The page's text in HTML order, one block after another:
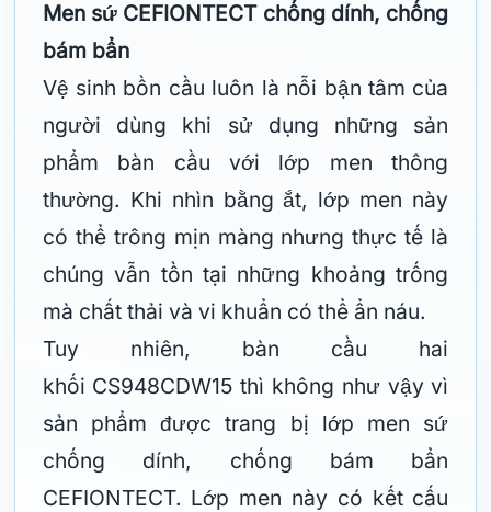
Men sứ CEFIONTECT chống dính, chống
bám bẩn
Vệ sinh bồn cầu luôn là nỗi bận tâm của
người dùng khi sử dụng những sản
phẩm bàn cầu với lớp men thông
thường. Khi nhìn bằng ắt, lớp men này
có thể trông mịn màng nhưng thực tế là
chúng vẫn tồn tại những khoảng trống
mà chất thải và vi khuẩn có thể ẩn náu.
Tuy nhiên, bàn cầu hai
khối CS948CDW15 thì không như vậy vì
sản phẩm được trang bị lớp men sứ
chống dính, chống bám bẩn
CEFIONTECT. Lớp men này có kết cấu